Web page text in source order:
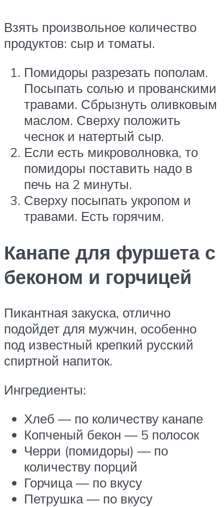
Взять произвольное количество
продуктов: сыр и томаты.
Помидоры разрезать пополам.
Посыпать солью и прованскими
травами. Сбрызнуть оливковым
маслом. Сверху положить
чеснок и натертый сыр.
Если есть микроволновка, то
помидоры поставить надо в
печь на 2 минуты.
Сверху посыпать укропом и
травами. Есть горячим.
Канапе для фуршета с
беконом и горчицей
Пикантная закуска, отлично
подойдет для мужчин, особенно
под известный крепкий русский
спиртной напиток.
Ингредиенты:
Хлеб — по количеству канапе
Копченый бекон — 5 полосок
Черри (помидоры) — по
количеству порций
Горчица — по вкусу
Петрушка — по вкусу